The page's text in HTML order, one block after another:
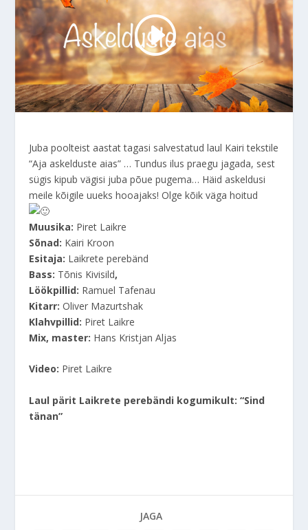
Juba poolteist aastat tagasi salvestatud laul Kairi tekstile
“Aja askelduste aias” … Tundus ilus praegu jagada, sest
sügis kipub vägisi juba põue pugema… Häid askeldusi
meile kõigile uueks hooajaks! Olge kõik väga hoitud
Muusika: Piret Laikre
Sõnad: Kairi Kroon
Esitaja: Laikrete perebänd
Bass: Tõnis Kivisild,
Löökpillid: Ramuel Tafenau
Kitarr: Oliver Mazurtshak
Klahvpillid: Piret Laikre
Mix, master: Hans Kristjan Aljas
Video: Piret Laikre
Laul pärit Laikrete perebändi kogumikult: “Sind
tänan”
JAGA